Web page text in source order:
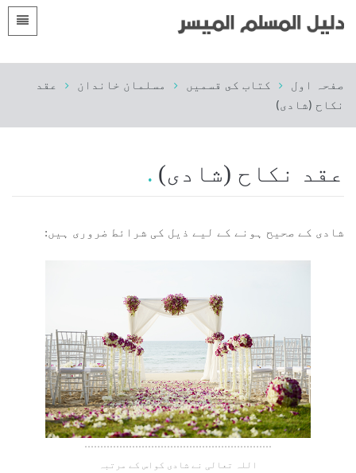
مقدمه
الأقسام
Bahasa Indonesia
Қазақ
فارسی
صفحہ اول كتاب كى قسميں مسلمان خاندان
عقد
نکاح (شادی)
عقد نکاح (شادی)
شادی کے صحیح ہونے کے لیے ذیل کی شرائط ضروری ہیں:
اللہ تعالی نے شادی کواس کے مرتبہ